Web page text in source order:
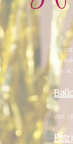
Op
te
alle
Van